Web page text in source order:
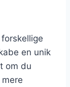
en unik
om du